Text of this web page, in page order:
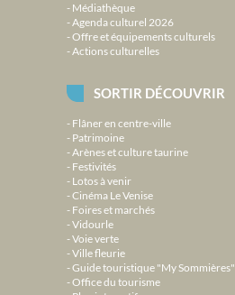
Médiathèque
Agenda culturel 2026
Offre et équipements culturels
Actions culturelles
SORTIR DÉCOUVRIR
Flâner en centre-ville
Patrimoine
Arènes et culture taurine
Festivités
Lotos à venir
Cinéma Le Venise
Foires et marchés
Vidourle
Voie verte
Ville fleurie
Guide touristique "My Sommières"
Office du tourisme